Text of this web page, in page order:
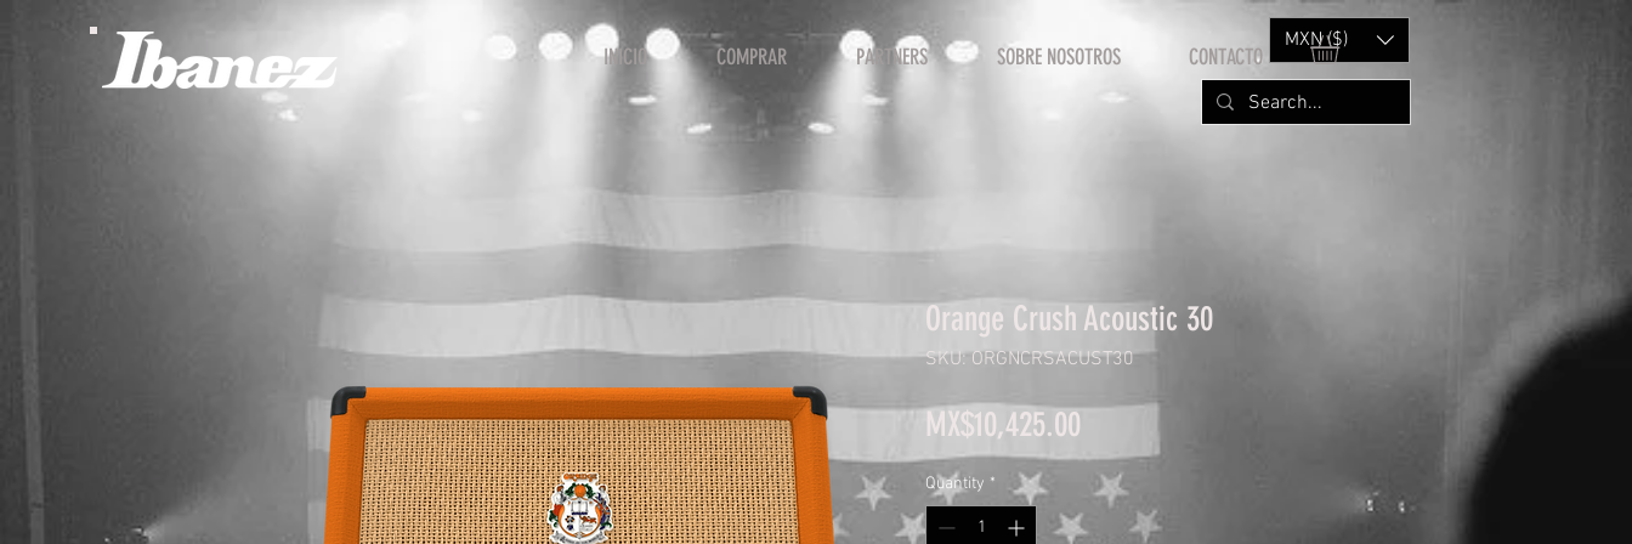
INICIO COMPRAR PARTNERS SOBRE NOSOTROS CONTACTO
MXN ($)
Orange Crush Acoustic 30
SKU: ORGNCRSACUST30
MX$10,425.00
Quantity *